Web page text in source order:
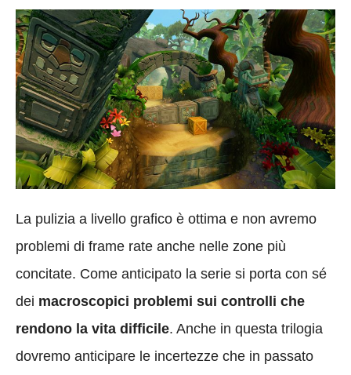
La pulizia a livello grafico è ottima e non avremo
problemi di frame rate anche nelle zone più
concitate. Come anticipato la serie si porta con sé
dei macroscopici problemi sui controlli che
rendono la vita difficile. Anche in questa trilogia
dovremo anticipare le incertezze che in passato